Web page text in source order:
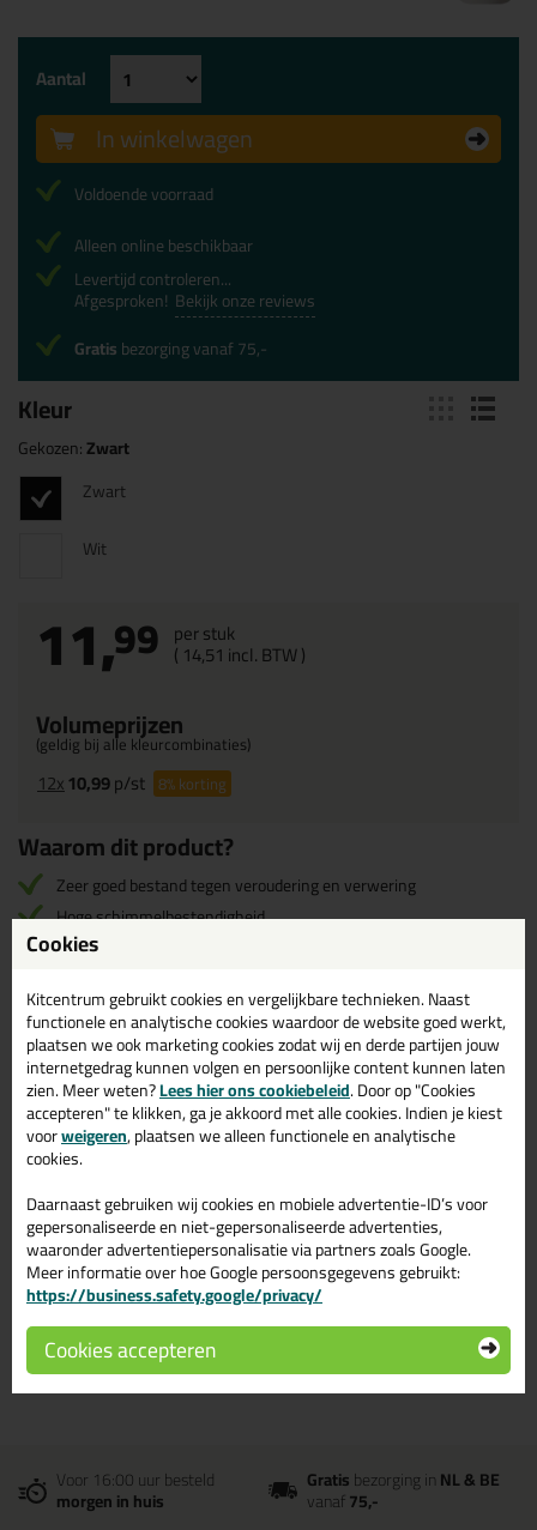
Kleur
Gekozen:Zwart
Zwart
Wit
11,99 per stuk
( 14,51 incl. BTW )
Volumeprijzen
(geldig bij alle kleurcombinaties)
12x10,99p/st 8%korting
Aantal
In winkelwagen
Voldoende voorraad
Alleen online beschikbaar
Levertijd controleren...
Afgesproken! Bekijk onze reviews
Gratisbezorging vanaf 75,-
Waarom dit product?
Zeer goed bestand tegen veroudering en verwering
Hoge schimmelbestendigheid
Zeer lage emissie en geur
Omschrijving Specificaties Reviews (0)
Sikaflex 522 300ml in
Zwart
Zoek je Sikaflex 522 300ml in een specifieke kleur? Gevonden!
Deze Sikaflex 522 300ml in de kleur Zwart is te gebruiken voor
verschillende toepassingen. Een professioneel en hoogwaardig
product welke makkelijk te gebruiken is. Bestel de Sikaflex 522
300ml in de kleur Zwart vandaag nog! Op voorraad en op
werkdagen besteld = morgen in huis.
Wil je meer weten over de toepassing en kenmerken van dit
product?Lees alles over dit product >
Voor 16:00 uur besteld
morgen in huis
Gratisbezorging inNL & BE
vanaf75,-
Cookies
Kitcentrum gebruikt cookies en vergelijkbare technieken. Naast
functionele en analytische cookies waardoor de website goed werkt,
plaatsen we ook marketing cookies zodat wij en derde partijen jouw
internetgedrag kunnen volgen en persoonlijke content kunnen laten
zien. Meer weten?Lees hier ons cookiebeleid. Door op "Cookies
accepteren" te klikken, ga je akkoord met alle cookies. Indien je kiest
voorweigeren, plaatsen we alleen functionele en analytische
cookies.
Daarnaast gebruiken wij cookies en mobiele advertentie-ID’s voor
gepersonaliseerde en niet-gepersonaliseerde advertenties,
waaronder advertentiepersonalisatie via partners zoals Google.
Meer informatie over hoe Google persoonsgegevens gebruikt:
https://business.safety.google/privacy/
Cookies accepteren